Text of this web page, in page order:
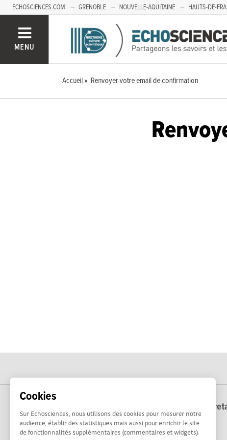
Cookies
Sur Echosciences, nous utilisons des cookies pour mesurer notre
audience, établir des statistiques mais aussi pour enrichir le site
de fonctionnalités supplémentaires (commentaires et widgets).
ECHOSCIENCES.COM GRENOBLE NOUVELLE-AQUITAINE HAUTS-DE-
MENU
Accueil Renvoyer votre email de confirmation
Echosciences